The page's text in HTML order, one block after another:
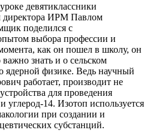
девятиклассники
директора ИРМ Павлом
поделился с
выбора профессии и
как он пошел в школу, он
знать и о сельском
ядерной физике. Ведь научный
работает, производит не
для проведения
14. Изотоп используется
при создании и
субстанций.